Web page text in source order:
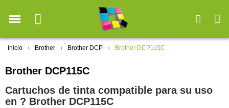
Inicio Brother Brother DCP Brother DCP115C
Brother DCP115C
Cartuchos de tinta compatible para su uso
en ?️ Brother DCP115C